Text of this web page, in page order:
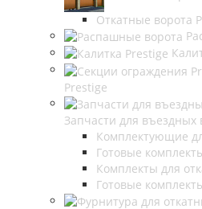
Откатные ворота
Prestige
Запчасти для
Комплектующие
Готовые
Комплекты для
Готовые